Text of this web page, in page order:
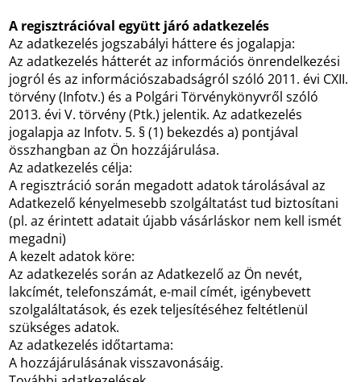
A regisztrációval együtt járó adatkezelés
Az adatkezelés jogszabályi háttere és jogalapja:
Az adatkezelés hátterét az információs önrendelkezési
jogról és az információszabadságról szóló 2011. évi CXII.
törvény (Infotv.) és a Polgári Törvénykönyvről szóló
2013. évi V. törvény (Ptk.) jelentik. Az adatkezelés
jogalapja az Infotv. 5. § (1) bekezdés a) pontjával
összhangban az Ön hozzájárulása.
Az adatkezelés célja:
A regisztráció során megadott adatok tárolásával az
Adatkezelő kényelmesebb szolgáltatást tud biztosítani
(pl. az érintett adatait újabb vásárláskor nem kell ismét
megadni)
A kezelt adatok köre:
Az adatkezelés során az Adatkezelő az Ön nevét,
lakcímét, telefonszámát, e-mail címét, igénybevett
szolgaláltatások, és ezek teljesítéséhez feltétlenül
szükséges adatok.
Az adatkezelés időtartama:
A hozzájárulásának visszavonásáig.